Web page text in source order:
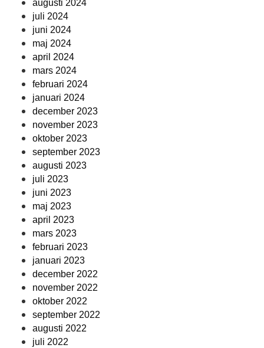
augusti 2024
juli 2024
juni 2024
maj 2024
april 2024
mars 2024
februari 2024
januari 2024
december 2023
november 2023
oktober 2023
september 2023
augusti 2023
juli 2023
juni 2023
maj 2023
april 2023
mars 2023
februari 2023
januari 2023
december 2022
november 2022
oktober 2022
september 2022
augusti 2022
juli 2022